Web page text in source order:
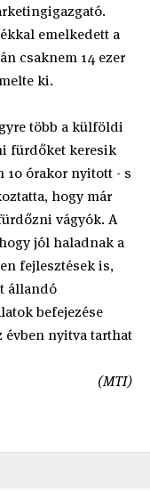
emelkedett a
csaknem 14 ezer
ki.
több a külföldi
fürdőket keresik
10 órakor nyitott - s
hogy már
vágyók. A
jól haladnak a
fejlesztések is,
állandó
befejezése
évben nyitva tarthat
(MTI)